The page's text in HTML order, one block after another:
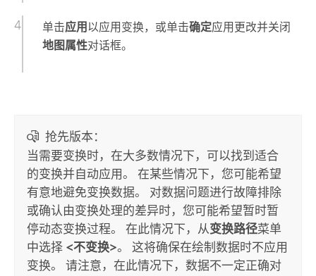
单击应用 以应用变换，或单击确定应用更改并关闭
地图属性对话框。
抢先版本：
当需要变换时，在大多数情况下，可以找到适合
的变换并自动应用。 在某些情况下，您可能希望
有意地避免变换数据。 对数据问题进行故障排除
或确认由变换处理的差异时，您可能希望暂时暂
停动态变换过程。 在此情况下，从变换路径菜单
中选择 <不变换>。 这将确保在绘制数据时不应用
变换。 请注意，在此情况下，数据不一定正确对